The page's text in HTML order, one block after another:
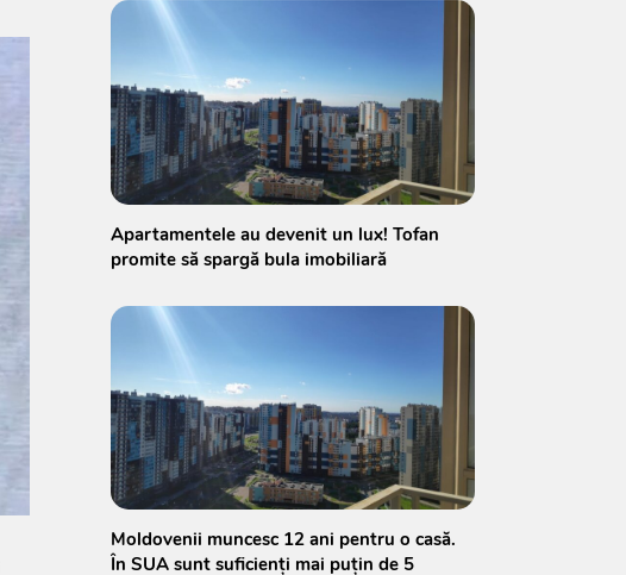
Apartamentele au devenit un lux! Tofan
promite să spargă bula imobiliară
Moldovenii muncesc 12 ani pentru o casă.
În SUA sunt suficienți mai puțin de 5